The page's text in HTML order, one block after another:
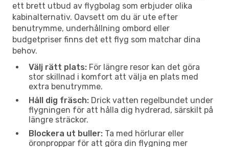
ett brett utbud av flygbolag som erbjuder olika
kabinalternativ. Oavsett om du är ute efter
benutrymme, underhållning ombord eller
budgetpriser finns det ett flyg som matchar dina
behov.
Välj rätt plats: För längre resor kan det göra
stor skillnad i komfort att välja en plats med
extra benutrymme.
Håll dig fräsch: Drick vatten regelbundet under
flygningen för att hålla dig hydrerad, särskilt på
längre sträckor.
Blockera ut buller: Ta med hörlurar eller
öronproppar för att göra din flygning mer